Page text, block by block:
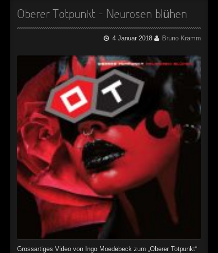
Oberer Totpunkt – Neurosen blühen
4 Januar 2018 Bruno Kramm
Grossartiges Video von Ingo Moedebeck zum „Oberer Totpunkt“